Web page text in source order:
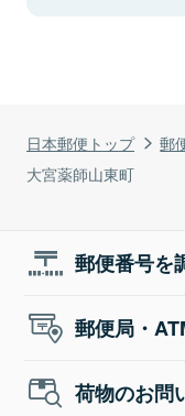
日本郵便トップ 郵
大宮薬師山東町
郵便番号を
郵便局・
荷物のお問